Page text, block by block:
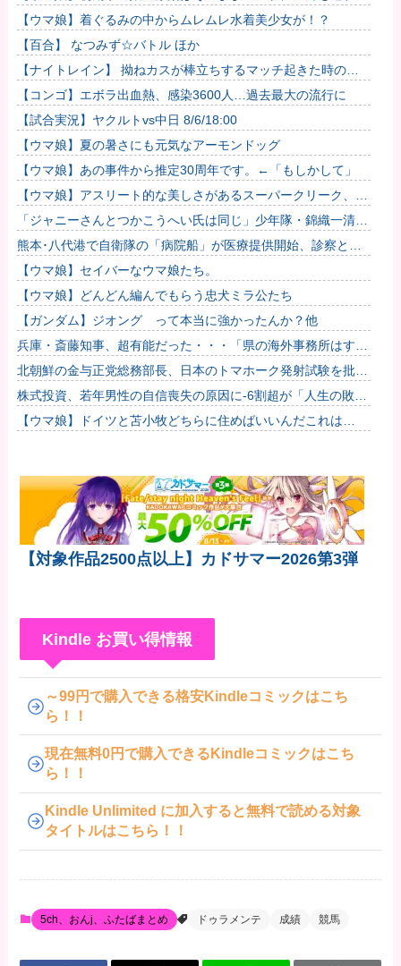
がないんだ。
【ウマ娘】着ぐるみの中からムレムレ水着美少女が！？
【百合】 なつみず☆バトル ほか
【ナイトレイン】 拗ねカスが棒立ちするマッチ起きた時の対
処法
【コンゴ】エボラ出血熱、感染3600人…過去最大の流行に
【試合実況】ヤクルトvs中日 8/6/18:00
【ウマ娘】夏の暑さにも元気なアーモンドッグ
【ウマ娘】あの事件から推定30周年です。←「もしかして」
【ウマ娘】アスリート的な美しさがあるスーパークリーク、い
いよね…
「ジャニーさんとつかこうへい氏は同じ」少年隊・錦織一清が
明かすレジェンドの共通点と我流の演出論
熊本･八代港で自衛隊の「病院船」が医療提供開始、診察と薬
剤処方…被災者向け大浴場も！
【ウマ娘】セイバーなウマ娘たち。
【ウマ娘】どんどん編んでもらう忠犬ミラ公たち
【ガンダム】ジオング って本当に強かったんか？他
兵庫・斎藤知事、超有能だった・・・「県の海外事務所はすべ
て閉鎖で。直営する意味ないし皆さんから理解得られないでし
ょ」他
北朝鮮の金与正党総務部長、日本のトマホーク発射試験を批
判…「軍事的選択肢」警告！
株式投資、若年男性の自信喪失の原因に-6割超が「人生の敗
者」自認
【ウマ娘】ドイツと苫小牧どちらに住めばいいんだこれは…
【対象作品2500点以上】カドサマー2026第3弾
Kindle お買い得情報
～99円で購入できる格安Kindleコミックはこち
ら！！
現在無料0円で購入できるKindleコミックはこち
ら！！
Kindle Unlimited に加入すると無料で読める対象
タイトルはこちら！！
5ch、おんj、ふたばまとめ ドゥラメンテ 成績 競馬